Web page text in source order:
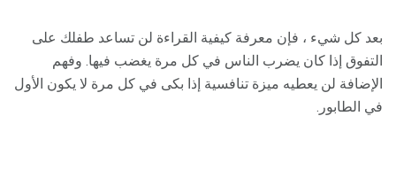
بعد كل شيء ، فإن معرفة كيفية القراءة لن تساعد طفلك على
التفوق إذا كان يضرب الناس في كل مرة يغضب فيها. وفهم
الإضافة لن يعطيه ميزة تنافسية إذا بكى في كل مرة لا يكون الأول
في الطابور.